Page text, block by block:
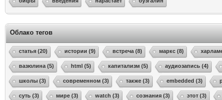
Облако тегов
статья (20) истории (9) встреча (8) маркс (8)
вазюлина (5) html (5) капитализм (5) аудиозапись (4)
школы (3) современном (3) также (3) embedded (3)
суть (3) мире (3) watch (3) сознания (3) этот (3)